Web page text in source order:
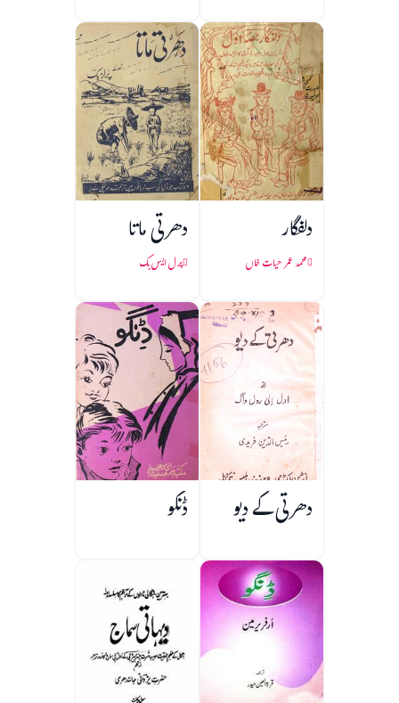
دلفگار
محمد عمر حیات خاں
دھرتی ماتا
پرل ایس بک
دھرتی کے دیو ڈنگو